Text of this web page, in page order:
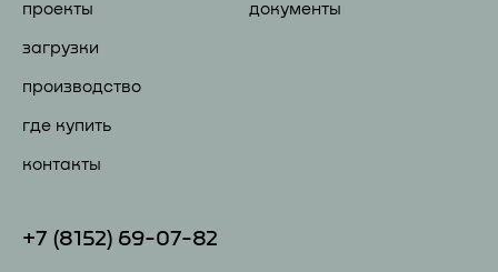
проекты
загрузки
производство
где купить
контакты
документы
+7 (81 52) 69-07-82